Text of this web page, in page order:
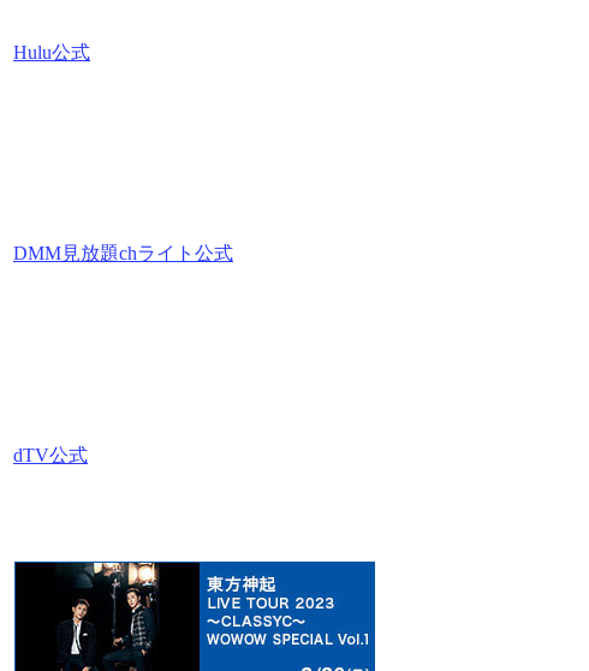
Hulu公式
DMM見放題chライト公式
dTV公式